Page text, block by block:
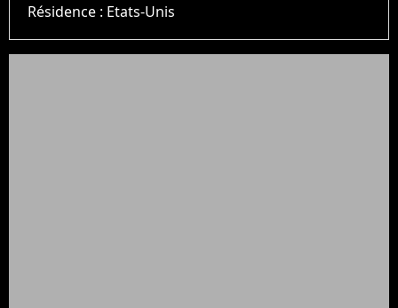
Résidence : Etats-Unis